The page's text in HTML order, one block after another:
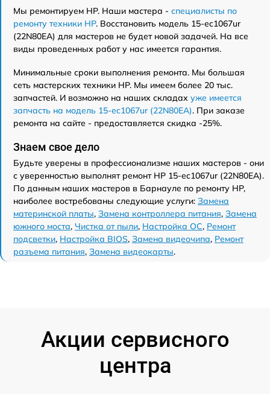
Мы ремонтируем HP. Наши мастера - специалисты по
ремонту техники HP. Восстановить модель 15-ec1067ur
(22N80EA) для мастеров не будет новой задачей. На все
виды проведенных работ у нас имеется гарантия.
Минимальные сроки выполнения ремонта. Мы большая
сеть мастерских техники HP. Мы имеем более 20 тыс.
запчастей. И возможно на наших складах уже имеется
запчасть на модель 15-ec1067ur (22N80EA). При заказе
ремонта на сайте - предоставляется скидка -25%.
Знаем свое дело
Будьте уверены в профессионализме наших мастеров - они
с уверенностью выполнят ремонт HP 15-ec1067ur (22N80EA).
По данным наших мастеров в Барнауле по ремонту HP,
наиболее востребованы следующие услуги: Замена
материнской платы, Замена контроллера питания, Замена
южного моста, Чистка от пыли, Настройка ОС, Ремонт
подсветки, Настройка BIOS, Замена видеочипа, Ремонт
разъема питания, Замена видеокарты.
Акции сервисного
центра